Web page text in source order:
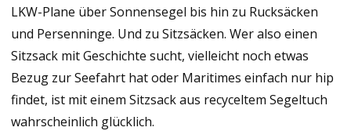
LKW-Plane über Sonnensegel bis hin zu Rucksäcken
und Persenninge. Und zu Sitzsäcken. Wer also einen
Sitzsack mit Geschichte sucht, vielleicht noch etwas
Bezug zur Seefahrt hat oder Maritimes einfach nur hip
findet, ist mit einem Sitzsack aus recyceltem Segeltuch
wahrscheinlich glücklich.